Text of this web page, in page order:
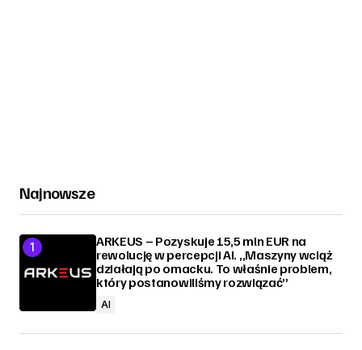
Najnowsze
ARKEUS – Pozyskuje 15,5 mln EUR na
rewolucję w percepcji AI. „Maszyny wciąż
działają po omacku. To właśnie problem,
który postanowiliśmy rozwiązać”
AI